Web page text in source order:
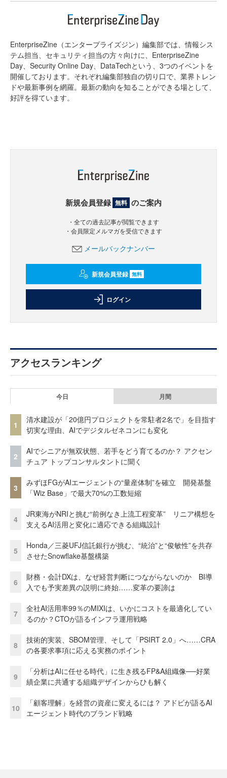
EnterpriseZine（エンタープライズジン）編集部では、情報シス
テム担当、セキュリティ担当の方々向けに、EnterpriseZine
Day、Security Online Day、DataTechという、3つのイベントを
開催しております。それぞれ編集部独自の切り口で、業界トレン
ドや最新事例を網羅。最新の動向を知ることができる場として、
好評を得ています。
新規会員登録 無料 のご案内
・全ての過去記事が閲覧できます
・会員限定メルマガを受信できます
メールバックナンバー
新規会員登録 無料
ログイン
アクセスランキング
今日 月間
1
清水建設が「20億円プロジェクトを常駐者2名で」を目指す
切実な理由、AIでデジタルゼネコンにも変化
2
AIでシニアが無双状態、若手をどう育てるのか？ アクセン
チュア トップコンサルタントに聞く
3
みずほFGがAIエージェントの“量産体制”を確立 開発基盤
「Wiz Base」で最大70%の工数短縮
4
JR東海がNRIと挑む“前例なき上流工程変革” リニア構想を
支えるAI活用と変化に適応できる組織設計
5
Honda／三菱UFJ信託銀行が挑む、“統治”と“俊敏性”を共存
させたSnowflake基盤構築
6
財務・会計DXは、なぜ経営判断につながらないのか BI導
入でも予実差異の説明に終始……変革の要諦は
7
全社AI活用率99％のMIXIは、いかにコストを最適化してい
るのか？CTOが語るインフラ運用戦略
8
技術的実装、SBOM管理、そして「PSIRT 2.0」へ……CRA
の各要求事項に応える実務のポイント
9
「分析はAIに任せる時代」に生き残るFP&A組織像──好業
績企業に共通する組織デザインからひも解く
10
「顧客理解」を経営の資産に変えるには？ アドビが語るAI
エージェント時代のブランド戦略